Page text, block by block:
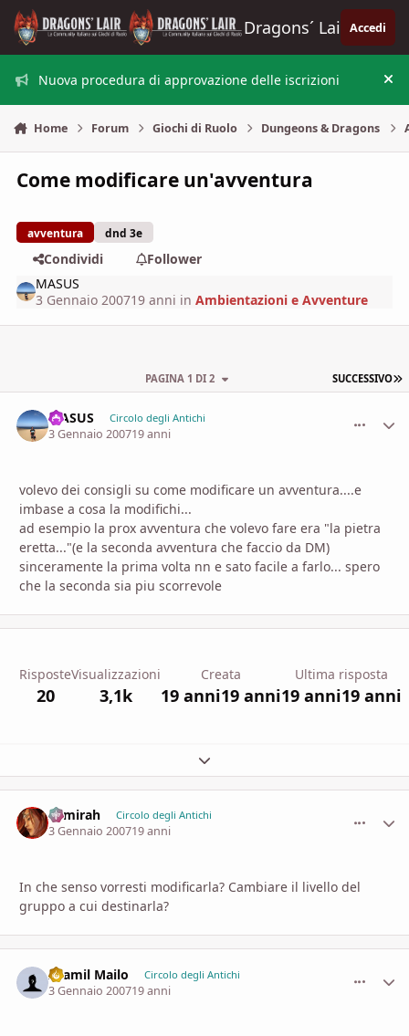
Vai al contenuto
Dragons´ Lair Accedi
Nuova procedura di approvazione delle iscrizioni
Home Forum Giochi di Ruolo Dungeons & Dragons
Come modificare un'avventura
avventura dnd 3e
Condividi
Follower
MASUS
3 Gennaio 200719 anni inAmbientazioni e Avventure
SUCCESSIVO
PAGINA 1 DI 2
MASUS Circolo degli Antichi
3 Gennaio 200719 anni
volevo dei consigli su come modificare un avventura....e
imbase a cosa la modifichi...
ad esempio la prox avventura che volevo fare era "la pietra
eretta..."(e la seconda avventura che faccio da DM)
sinceramente la prima volta nn e sato facile a farlo... spero
che la seconda sia piu scorrevole
Risposte
20
Visualizzazioni
3,1k
Creata
19 anni19 anni
Ultima risposta
19 anni19 anni
Espandi panoramica del topic
Samirah Circolo degli Antichi
3 Gennaio 200719 anni
In che senso vorresti modificarla? Cambiare il livello del
gruppo a cui destinarla?
Aramil Mailo Circolo degli Antichi
3 Gennaio 200719 anni